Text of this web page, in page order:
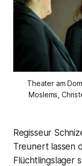
Theater am
Moslems,
Regisseur
Treunert lassen
Flüchtlingslager